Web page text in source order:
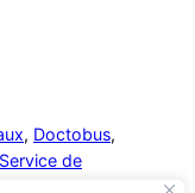
, Doctobus
Service de